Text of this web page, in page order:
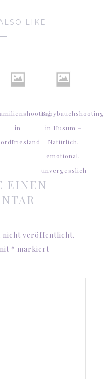
LIKE
in
Babybauchshooting
in Husum –
Natürlich,
emotional,
unvergesslich
EINEN
nicht veröffentlicht.
* markiert